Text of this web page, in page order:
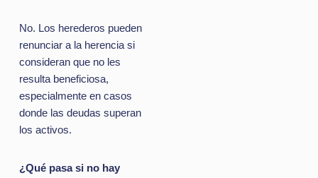
No. Los herederos pueden
renunciar a la herencia si
consideran que no les
resulta beneficiosa,
especialmente en casos
donde las deudas superan
los activos.
¿Qué pasa si no hay